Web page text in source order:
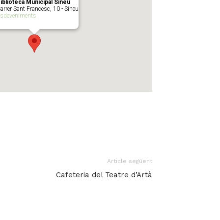
Municipal Sineu
Sant Francesc, 10 - Sineu
Article següent
Cafeteria del Teatre d’Artà